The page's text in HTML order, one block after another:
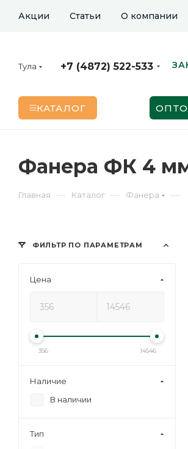
Акции Статьи О компании
Тула +7 (4872) 522-533
КАТАЛОГ
Фанера ФК 4
Главная — Каталог — Фанера —
ФИЛЬТР ПО ПАРАМЕТРАМ
Цена
356 14546
Наличие
В наличии
Тип